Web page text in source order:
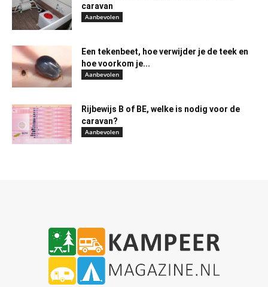
caravan
Aanbevolen
Een tekenbeet, hoe verwijder je de teek en
hoe voorkom je...
Aanbevolen
Rijbewijs B of BE, welke is nodig voor de
caravan?
Aanbevolen